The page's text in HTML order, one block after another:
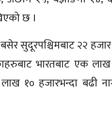
छ ।
सुदूरपश्चिमबाट २२
भारतबाट एक
१० हजारभन्दा बढी